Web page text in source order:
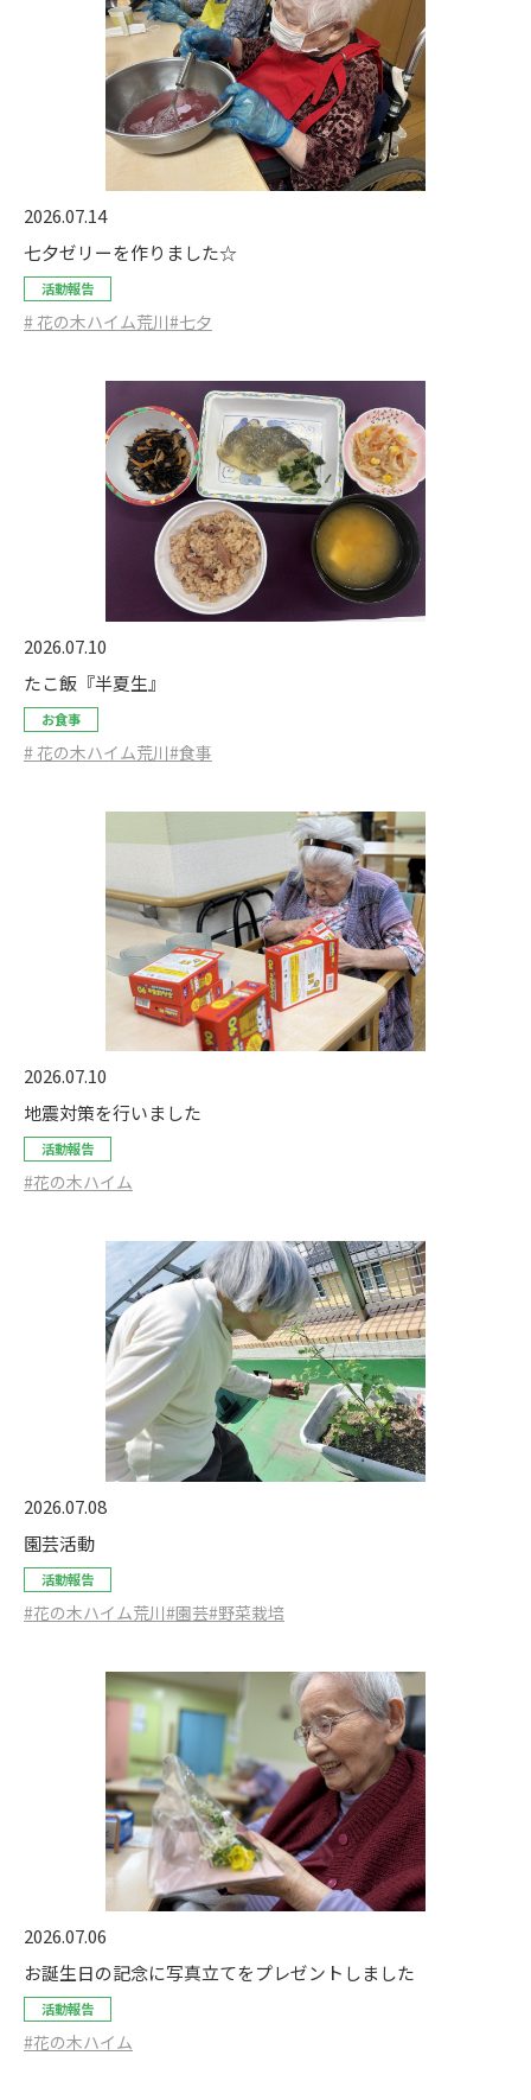
2026.07.14
七夕ゼリーを作りました☆
活動報告
# 花の木ハイム荒川#七夕
2026.07.10
たこ飯『半夏生』
お食事
# 花の木ハイム荒川#食事
2026.07.10
地震対策を行いました
活動報告
#花の木ハイム
2026.07.08
園芸活動
活動報告
#花の木ハイム荒川#園芸#野菜栽培
2026.07.06
お誕生日の記念に写真立てをプレゼントしました
活動報告
#花の木ハイム